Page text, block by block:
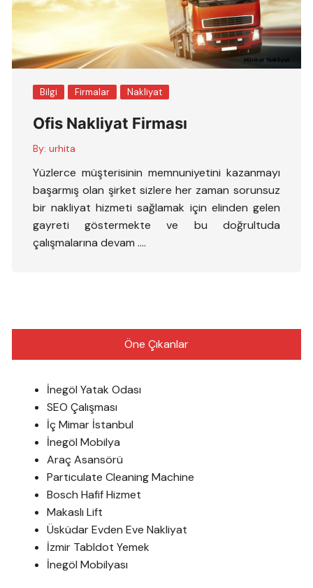
Bilgi Firmalar Nakliyat
Ofis Nakliyat Firması
By: urhita
Yüzlerce müşterisinin memnuniyetini kazanmayı
başarmış olan şirket sizlere her zaman sorunsuz
bir nakliyat hizmeti sağlamak için elinden gelen
gayreti göstermekte ve bu doğrultuda
çalışmalarına devam ….
Öne Çıkanlar
İnegöl Yatak Odası
SEO Çalışması
İç Mimar İstanbul
İnegöl Mobilya
Araç Asansörü
Particulate Cleaning Machine
Bosch Hafif Hizmet
Makaslı Lift
Üsküdar Evden Eve Nakliyat
İzmir Tabldot Yemek
İnegöl Mobilyası